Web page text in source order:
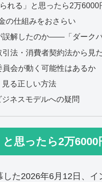
れる」と思ったら2万6000
の仕組みをおさらい
誤解したのか——「ダーク
法・消費者契約法から見
会が動く可能性はあるか
る正しい方法
ネスモデルへの疑問
と思ったら2万
た2026年6月12日、